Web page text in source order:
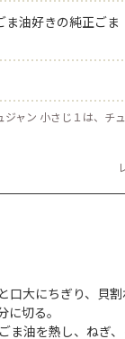
ま油好きの純正ごま
ジャン 小さじ１は、チ
口大にちぎり、貝
に切る。
ま油を熱し、ねぎ、